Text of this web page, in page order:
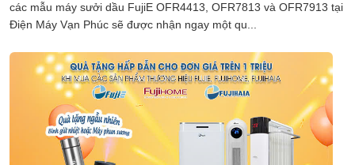
các mẫu máy sưởi dầu FujiE OFR4413, OFR7813 và OFR7913 tại
Điện Máy Vạn Phúc sẽ được nhận ngay một qu...